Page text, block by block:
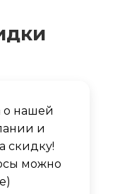
о нашей
и
скидку!
можно